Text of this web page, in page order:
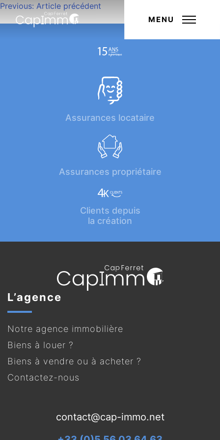
MENU
Navigation
de
Previous: Article précédent
Assurances locataire
Assurances propriétaire
Clients depuis
la création
L’agence
Notre agence immobilière
Biens à louer ?
Biens à vendre ou à acheter ?
Contactez-nous
contact@cap-immo.net